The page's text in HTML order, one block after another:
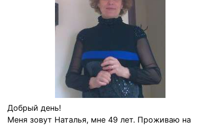
Добрый день!
Меня зовут Наталья, мне 49 лет. Проживаю на